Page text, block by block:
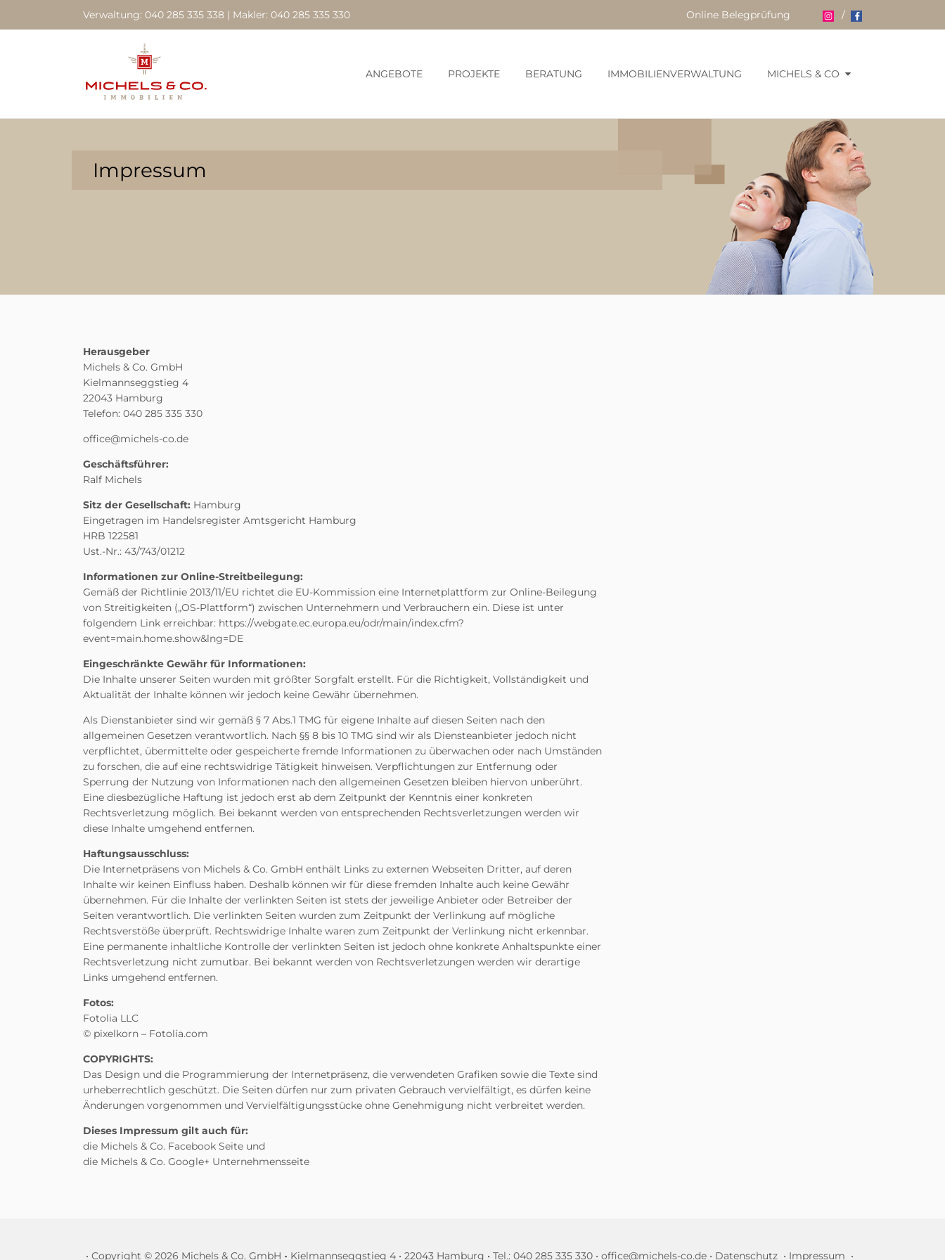
Verwaltung: 040 285 335 338 | Makler: 040 285 335 330 Online Belegprüfung /
ANGEBOTE PROJEKTE BERATUNG IMMOBILIENVERWALTUNG MICHELS & CO
Impressum
Herausgeber
Michels & Co. GmbH
Kielmannseggstieg 4
22043 Hamburg
Telefon: 040 285 335 330
Geschäftsführer:
Ralf Michels
Sitz der Gesellschaft: Hamburg
Eingetragen im Handelsregister Amtsgericht Hamburg
HRB 122581
Ust.-Nr.: 43/743/01212
Informationen zur Online-Streitbeilegung:
Gemäß der Richtlinie 2013/11/EU richtet die EU-Kommission eine Internetplattform zur Online-Beilegung
von Streitigkeiten („OS-Plattform“) zwischen Unternehmern und Verbrauchern ein. Diese ist unter
folgendem Link erreichbar: https://webgate.ec.europa.eu/odr/main/index.cfm?
event=main.home.show&lng=DE
Eingeschränkte Gewähr für Informationen:
Die Inhalte unserer Seiten wurden mit größter Sorgfalt erstellt. Für die Richtigkeit, Vollständigkeit und
Aktualität der Inhalte können wir jedoch keine Gewähr übernehmen.
Als Dienstanbieter sind wir gemäß § 7 Abs.1 TMG für eigene Inhalte auf diesen Seiten nach den
allgemeinen Gesetzen verantwortlich. Nach §§ 8 bis 10 TMG sind wir als Diensteanbieter jedoch nicht
verpflichtet, übermittelte oder gespeicherte fremde Informationen zu überwachen oder nach Umständen
zu forschen, die auf eine rechtswidrige Tätigkeit hinweisen. Verpflichtungen zur Entfernung oder
Sperrung der Nutzung von Informationen nach den allgemeinen Gesetzen bleiben hiervon unberührt.
Eine diesbezügliche Haftung ist jedoch erst ab dem Zeitpunkt der Kenntnis einer konkreten
Rechtsverletzung möglich. Bei bekannt werden von entsprechenden Rechtsverletzungen werden wir
diese Inhalte umgehend entfernen.
Haftungsausschluss:
Die Internetpräsens von Michels & Co. GmbH enthält Links zu externen Webseiten Dritter, auf deren
Inhalte wir keinen Einfluss haben. Deshalb können wir für diese fremden Inhalte auch keine Gewähr
übernehmen. Für die Inhalte der verlinkten Seiten ist stets der jeweilige Anbieter oder Betreiber der
Seiten verantwortlich. Die verlinkten Seiten wurden zum Zeitpunkt der Verlinkung auf mögliche
Rechtsverstöße überprüft. Rechtswidrige Inhalte waren zum Zeitpunkt der Verlinkung nicht erkennbar.
Eine permanente inhaltliche Kontrolle der verlinkten Seiten ist jedoch ohne konkrete Anhaltspunkte einer
Rechtsverletzung nicht zumutbar. Bei bekannt werden von Rechtsverletzungen werden wir derartige
Links umgehend entfernen.
Fotos:
Fotolia LLC
© pixelkorn – Fotolia.com
COPYRIGHTS:
Das Design und die Programmierung der Internetpräsenz, die verwendeten Grafiken sowie die Texte sind
urheberrechtlich geschützt. Die Seiten dürfen nur zum privaten Gebrauch vervielfältigt, es dürfen keine
Änderungen vorgenommen und Vervielfältigungsstücke ohne Genehmigung nicht verbreitet werden.
Dieses Impressum gilt auch für:
die Michels & Co. Facebook Seite und
die Michels & Co. Google+ Unternehmensseite
• Copyright © 2026 Michels & Co. GmbH •• Kielmannseggstieg 4 • 22043 Hamburg •• Tel.: 040 285 335 330 • • Datenschutz• Impressum •